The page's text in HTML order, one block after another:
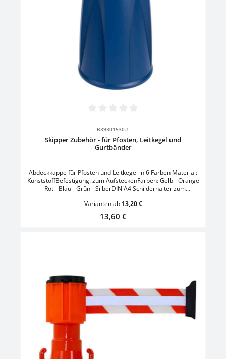
B39301530.1
Skipper Zubehör - für Pfosten, Leitkegel und
Gurtbänder
Abdeckkappe für Pfosten und Leitkegel in 6 Farben Material:
KunststoffBefestigung: zum AufsteckenFarben: Gelb - Orange
- Rot - Blau - Grün - SilberDIN A4 Schilderhalter zum
hochSchraubzwingen-Halterung zum Befestigen von
AbsperrgurtenMaterial: KunststoffMontageort: PfostenFarbe:
Schwarz/OrangeKordelband-Halterung zum Befestigen von
Varianten ab13,20 €
Regulärer Preis:
13,60 €